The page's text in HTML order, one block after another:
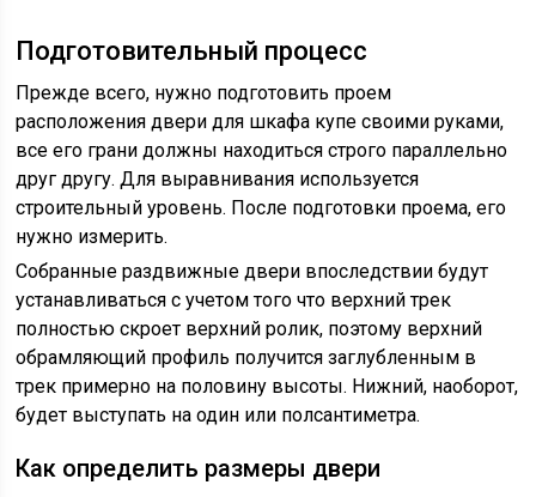
Подготовительный процесс
Прежде всего, нужно подготовить проем
расположения двери для шкафа купе своими руками,
все его грани должны находиться строго параллельно
друг другу. Для выравнивания используется
строительный уровень. После подготовки проема, его
нужно измерить.
Собранные раздвижные двери впоследствии будут
устанавливаться с учетом того что верхний трек
полностью скроет верхний ролик, поэтому верхний
обрамляющий профиль получится заглубленным в
трек примерно на половину высоты. Нижний, наоборот,
будет выступать на один или полсантиметра.
Как определить размеры двери